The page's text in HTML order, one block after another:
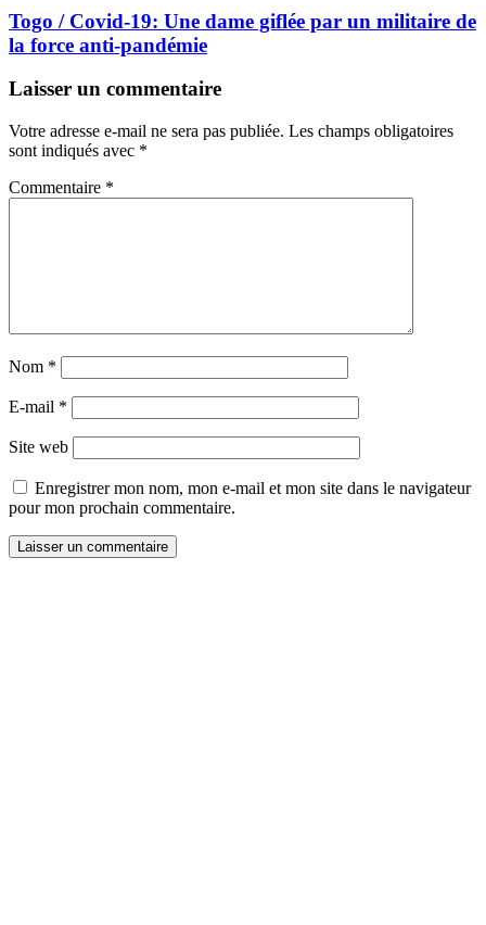
Togo / Covid-19: Une dame giflée par un militaire de
la force anti-pandémie
Laisser un commentaire
Votre adresse e-mail ne sera pas publiée. Les champs obligatoires
sont indiqués avec *
Commentaire *
Nom *
E-mail *
Site web
Enregistrer mon nom, mon e-mail et mon site dans le navigateur
pour mon prochain commentaire.